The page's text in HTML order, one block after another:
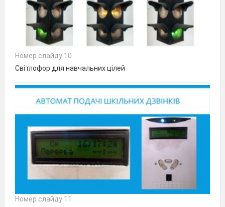
Номер слайду 10
Світлофор для навчальних цілей
Номер слайду 11